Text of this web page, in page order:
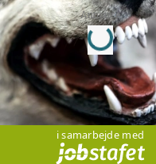
Annonce
Loading...
Jobs
i samarbejde med